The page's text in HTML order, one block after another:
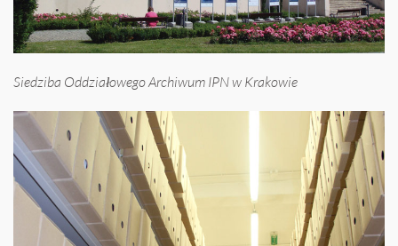
Siedziba Oddziałowego Archiwum IPN w Krakowie